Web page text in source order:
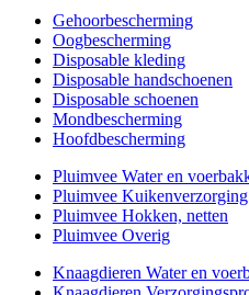
Gehoorbescherming
Oogbescherming
Disposable kleding
Disposable handschoenen
Disposable schoenen
Mondbescherming
Hoofdbescherming
Pluimvee Water en
Pluimvee Kuikenverzorging
Pluimvee Hokken, netten
Pluimvee Overig
Knaagdieren Water en